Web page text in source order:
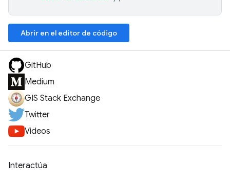
Abrir en el editor de código
GitHub
Medium
GIS Stack Exchange
Twitter
Videos
Interactúa